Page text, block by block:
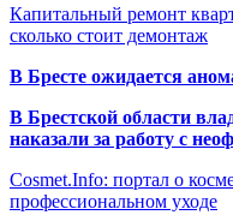
Капитальный ремонт
сколько стоит демонтаж
В Бресте ожидается
В Брестской области
наказали за работу с
Cosmet.Info: портал о
профессиональном уходе